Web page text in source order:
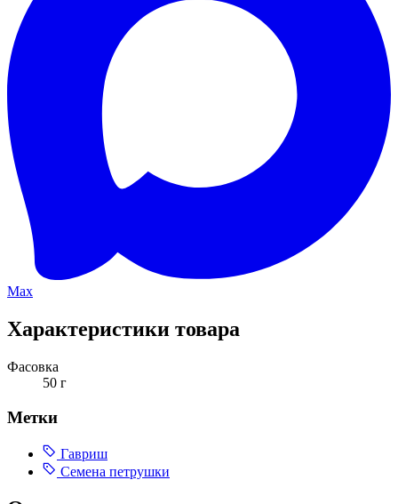
Max
Характеристики товара
Фасовка
50 г
Метки
Гавриш
Семена петрушки